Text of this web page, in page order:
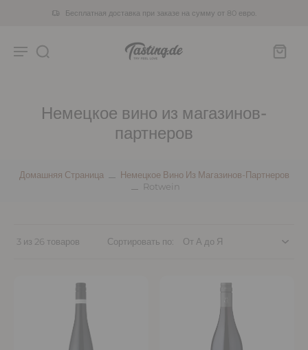
Бесплатная доставка при заказе на сумму от 80 евро.
Немецкое вино из магазинов-
партнеров
Домашняя Страница
Немецкое Вино Из Магазинов-Партнеров
Rotwein
3 из 26 товаров Сортировать по: